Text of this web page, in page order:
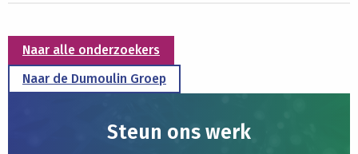
Naar alle onderzoekers
Naar de Dumoulin Groep
Steun ons werk